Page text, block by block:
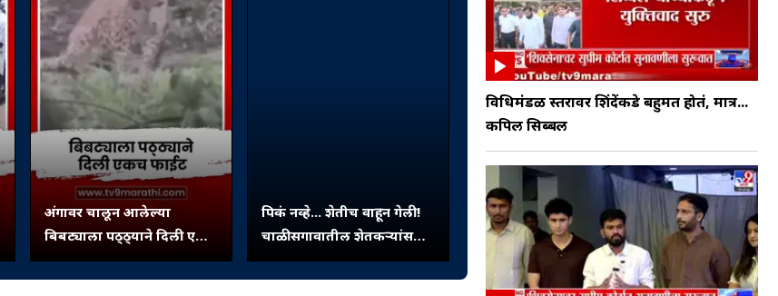
अंगावर चालून आलेल्या
बिबट्याला पठ्ठ्याने दिली एकच
फाईट.. अन् बिबट्याने ठोकली
धूम
पिकं नव्हे... शेतीच वाहून गेली!
चाळीसगावातील शेतकऱ्यांसमोर
जगण्याचं भीषण संकट
विधिमंडळ स्तरावर शिंदेंकडे बहुमत होतं, मात्र...
कपिल सिब्बल